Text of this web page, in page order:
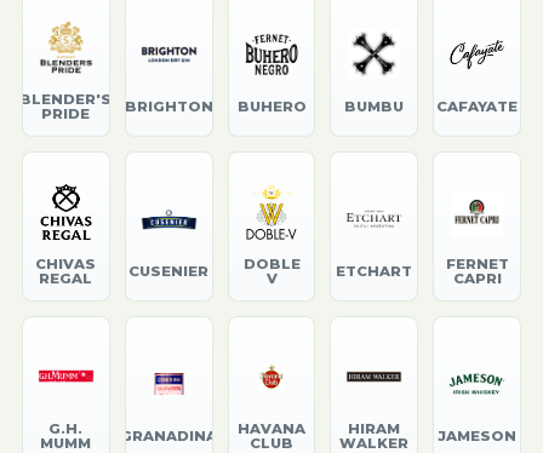
BLENDER'S
PRIDE
BRIGHTON BUHERO BUMBU CAFAYATE
CHIVAS
REGAL
CUSENIER
DOBLE
V
ETCHART
FERNET
CAPRI
G.H.
MUMM
GRANADINA
HAVANA
CLUB
HIRAM
WALKER
JAMESON